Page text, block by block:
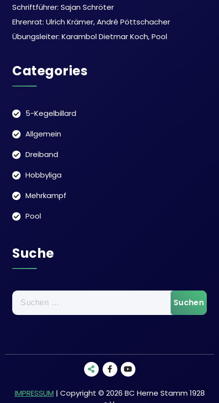
Schriftführer: Sajan Schröter
Ehrenrat: Ulrich Krämer, André Pöttschacher
Übungsleiter: Karambol Dietmar Koch, Pool
Categories
5-Kegelbillard
Allgemein
Dreiband
Hobbyliga
Mehrkampf
Pool
Suche
Suchen
nach:
IMPRESSUM | Copyright © 2026 BC Herne Stamm 1928